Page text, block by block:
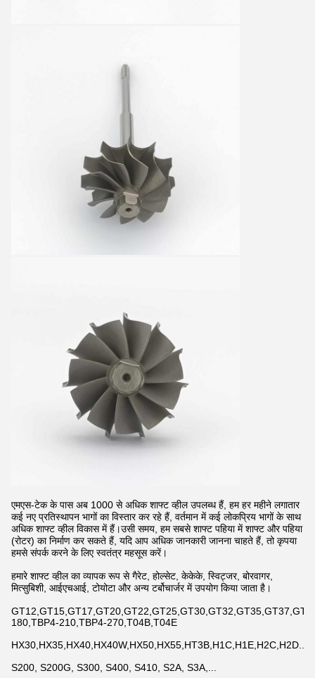
एमएस-टेक के पास अब 1000 से अधिक शाफ्ट व्हील उपलब्ध हैं, हम हर महीने लगातार
कई नए प्रतिस्थापन भागों का विस्तार कर रहे हैं, वर्तमान में कई लोकप्रिय भागों के साथ
अधिक शाफ्ट व्हील विकास में हैं।उसी समय, हम सबसे शाफ्ट पहिया में शाफ्ट और पहिया
(रोटर) का निर्माण कर सकते हैं, यदि आप अधिक जानकारी जानना चाहते हैं, तो कृपया
हमसे संपर्क करने के लिए स्वतंत्र महसूस करें।
हमारे शाफ्ट व्हील का व्यापक रूप से गैरेट, होल्सेट, केकेके, स्विट्जर, बोरवागर,
मित्सुबिशी, आईएचआई, टोयोटा और अन्य टर्बोचार्जर में उपयोग किया जाता है।
180,TBP4-210,TBP4-270,T04B,T04E
HX30,HX35,HX40,HX40W,HX50,HX55,HT3B,H1C,H1E,H2C,H2D...
S200, S200G, S300, S400, S410, S2A, S3A,...